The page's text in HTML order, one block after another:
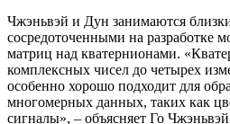
Чжэньвэй и Дун занимаются
сосредоточенными на разработке
матриц над кватернионами.
комплексных чисел до четырех
особенно хорошо подходит для
многомерных данных, таких как
сигналы», – объясняет Го